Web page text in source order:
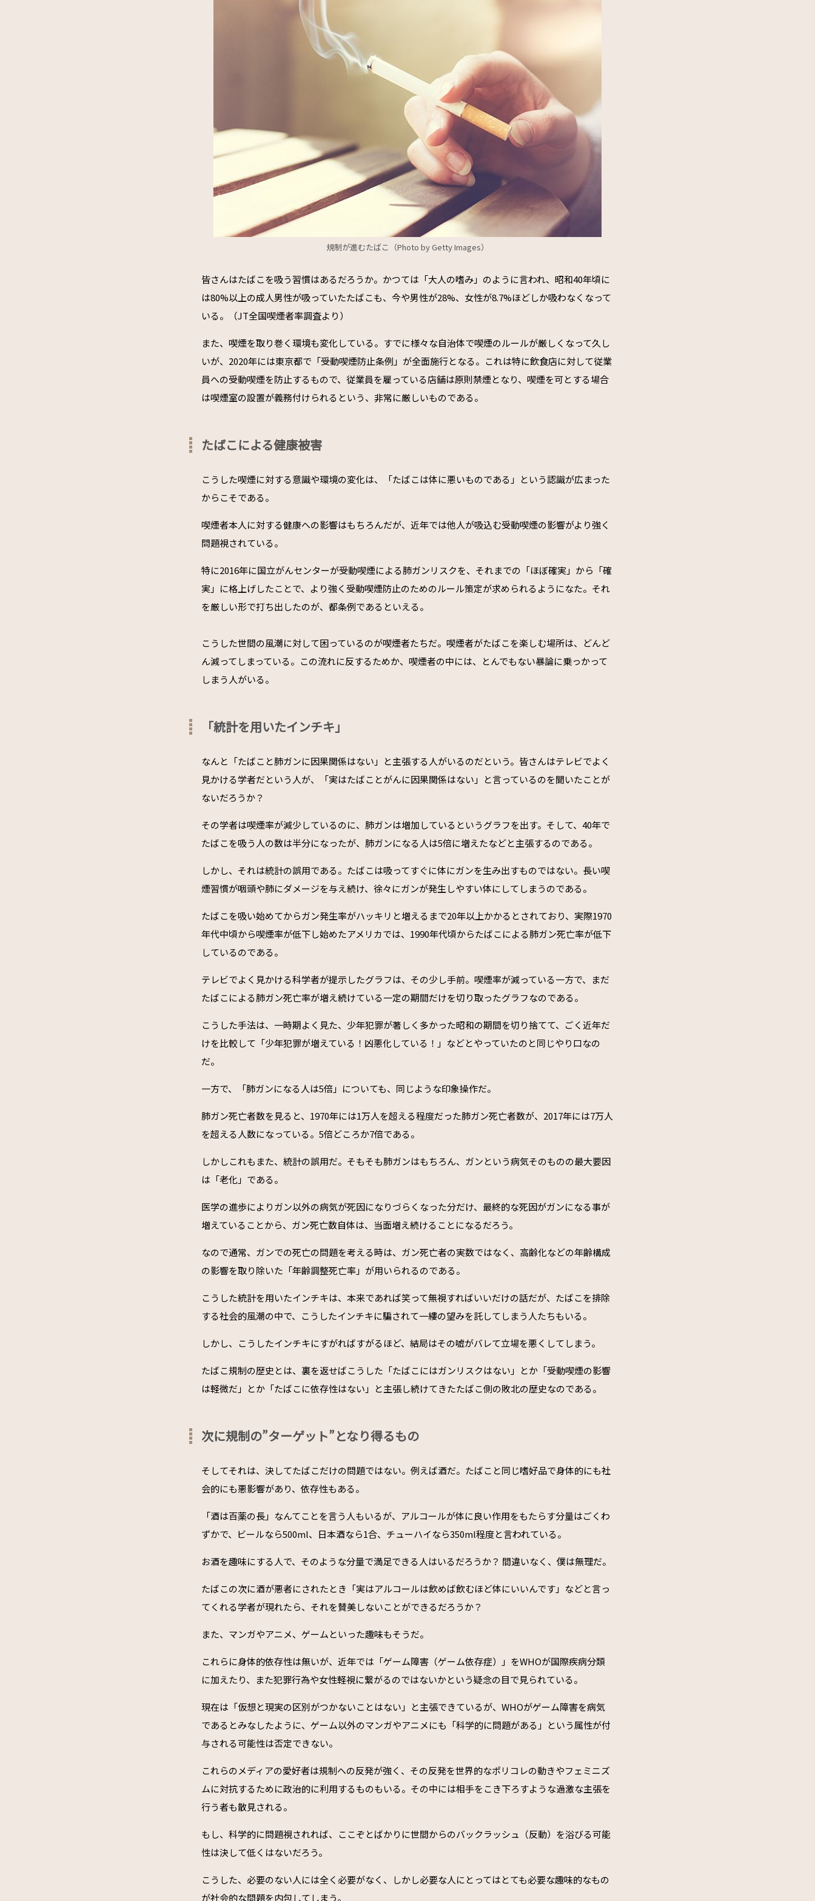
規制が進むたばこ（Photo by Getty Images）
皆さんはたばこを吸う習慣はあるだろうか。かつては「大人の嗜み」のように言われ、昭和40年頃に
は80%以上の成人男性が吸っていたたばこも、今や男性が28%、女性が8.7%ほどしか吸わなくなって
いる。（JT全国喫煙者率調査より）
また、喫煙を取り巻く環境も変化している。すでに様々な自治体で喫煙のルールが厳しくなって久し
いが、2020年には東京都で「受動喫煙防止条例」が全面施行となる。これは特に飲食店に対して従業
員への受動喫煙を防止するもので、従業員を雇っている店舗は原則禁煙となり、喫煙を可とする場合
は喫煙室の設置が義務付けられるという、非常に厳しいものである。
たばこによる健康被害
こうした喫煙に対する意識や環境の変化は、「たばこは体に悪いものである」という認識が広まった
からこそである。
喫煙者本人に対する健康への影響はもちろんだが、近年では他人が吸込む受動喫煙の影響がより強く
問題視されている。
特に2016年に国立がんセンターが受動喫煙による肺ガンリスクを、それまでの「ほぼ確実」から「確
実」に格上げしたことで、より強く受動喫煙防止のためのルール策定が求められるようになた。それ
を厳しい形で打ち出したのが、都条例であるといえる。
こうした世間の風潮に対して困っているのが喫煙者たちだ。喫煙者がたばこを楽しむ場所は、どんど
ん減ってしまっている。この流れに反するためか、喫煙者の中には、とんでもない暴論に乗っかって
しまう人がいる。
「統計を用いたインチキ」
なんと「たばこと肺ガンに因果関係はない」と主張する人がいるのだという。皆さんはテレビでよく
見かける学者だという人が、「実はたばことがんに因果関係はない」と言っているのを聞いたことが
ないだろうか？
その学者は喫煙率が減少しているのに、肺ガンは増加しているというグラフを出す。そして、40年で
たばこを吸う人の数は半分になったが、肺ガンになる人は5倍に増えたなどと主張するのである。
しかし、それは統計の誤用である。たばこは吸ってすぐに体にガンを生み出すものではない。長い喫
煙習慣が咽頭や肺にダメージを与え続け、徐々にガンが発生しやすい体にしてしまうのである。
たばこを吸い始めてからガン発生率がハッキリと増えるまで20年以上かかるとされており、実際1970
年代中頃から喫煙率が低下し始めたアメリカでは、1990年代頃からたばこによる肺ガン死亡率が低下
しているのである。
テレビでよく見かける科学者が提示したグラフは、その少し手前。喫煙率が減っている一方で、まだ
たばこによる肺ガン死亡率が増え続けている一定の期間だけを切り取ったグラフなのである。
こうした手法は、一時期よく見た、少年犯罪が著しく多かった昭和の期間を切り捨てて、ごく近年だ
けを比較して「少年犯罪が増えている！凶悪化している！」などとやっていたのと同じやり口なの
だ。
一方で、「肺ガンになる人は5倍」についても、同じような印象操作だ。
肺ガン死亡者数を見ると、1970年には1万人を超える程度だった肺ガン死亡者数が、2017年には7万人
を超える人数になっている。5倍どころか7倍である。
しかしこれもまた、統計の誤用だ。そもそも肺ガンはもちろん、ガンという病気そのものの最大要因
は「老化」である。
医学の進歩によりガン以外の病気が死因になりづらくなった分だけ、最終的な死因がガンになる事が
増えていることから、ガン死亡数自体は、当面増え続けることになるだろう。
なので通常、ガンでの死亡の問題を考える時は、ガン死亡者の実数ではなく、高齢化などの年齢構成
の影響を取り除いた「年齢調整死亡率」が用いられるのである。
こうした統計を用いたインチキは、本来であれば笑って無視すればいいだけの話だが、たばこを排除
する社会的風潮の中で、こうしたインチキに騙されて一縷の望みを託してしまう人たちもいる。
しかし、こうしたインチキにすがればすがるほど、結局はその嘘がバレて立場を悪くしてしまう。
たばこ規制の歴史とは、裏を返せばこうした「たばこにはガンリスクはない」とか「受動喫煙の影響
は軽微だ」とか「たばこに依存性はない」と主張し続けてきたたばこ側の敗北の歴史なのである。
次に規制の”ターゲット”となり得るもの
そしてそれは、決してたばこだけの問題ではない。例えば酒だ。たばこと同じ嗜好品で身体的にも社
会的にも悪影響があり、依存性もある。
「酒は百薬の長」なんてことを言う人もいるが、アルコールが体に良い作用をもたらす分量はごくわ
ずかで、ビールなら500ml、日本酒なら1合、チューハイなら350ml程度と言われている。
お酒を趣味にする人で、そのような分量で満足できる人はいるだろうか？ 間違いなく、僕は無理だ。
たばこの次に酒が悪者にされたとき「実はアルコールは飲めば飲むほど体にいいんです」などと言っ
てくれる学者が現れたら、それを賛美しないことができるだろうか？
また、マンガやアニメ、ゲームといった趣味もそうだ。
これらに身体的依存性は無いが、近年では「ゲーム障害（ゲーム依存症）」をWHOが国際疾病分類
に加えたり、また犯罪行為や女性軽視に繋がるのではないかという疑念の目で見られている。
現在は「仮想と現実の区別がつかないことはない」と主張できているが、WHOがゲーム障害を病気
であるとみなしたように、ゲーム以外のマンガやアニメにも「科学的に問題がある」という属性が付
与される可能性は否定できない。
これらのメディアの愛好者は規制への反発が強く、その反発を世界的なポリコレの動きやフェミニズ
ムに対抗するために政治的に利用するものもいる。その中には相手をこき下ろすような過激な主張を
行う者も散見される。
もし、科学的に問題視されれば、ここぞとばかりに世間からのバックラッシュ（反動）を浴びる可能
性は決して低くはないだろう。
こうした、必要のない人には全く必要がなく、しかし必要な人にとってはとても必要な趣味的なもの
が社会的な問題を内包してしまう。